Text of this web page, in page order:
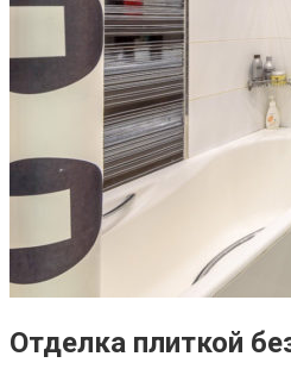
Отделка плиткой